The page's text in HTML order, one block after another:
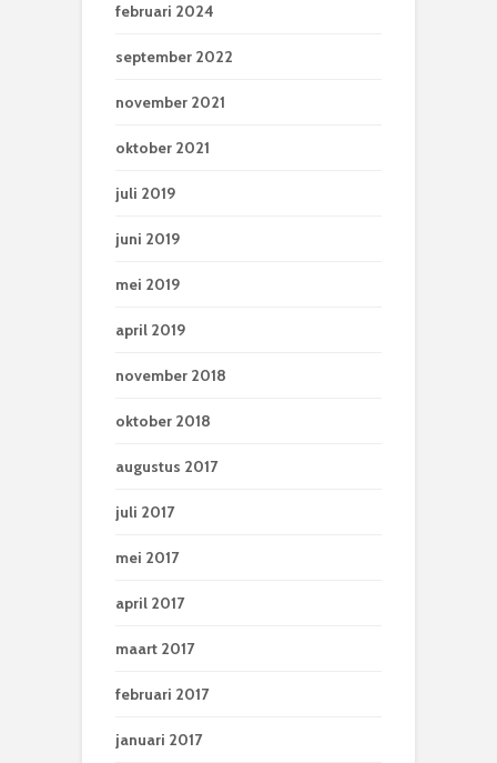
februari 2024
september 2022
november 2021
oktober 2021
juli 2019
juni 2019
mei 2019
april 2019
november 2018
oktober 2018
augustus 2017
juli 2017
mei 2017
april 2017
maart 2017
februari 2017
januari 2017